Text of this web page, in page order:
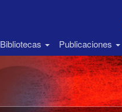
Bibliotecas Publicaciones